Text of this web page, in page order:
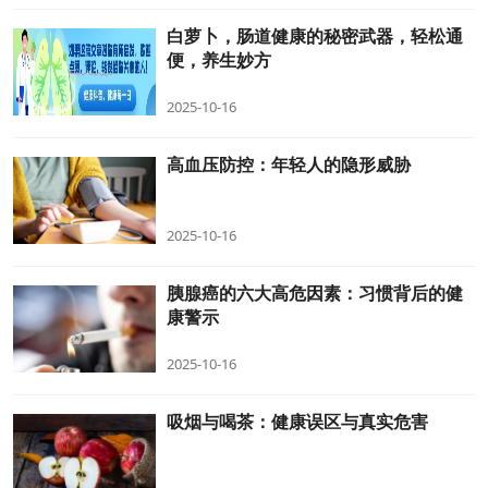
白萝卜，肠道健康的秘密武器，轻松通
便，养生妙方
2025-10-16
高血压防控：年轻人的隐形威胁
2025-10-16
胰腺癌的六大高危因素：习惯背后的健
康警示
2025-10-16
吸烟与喝茶：健康误区与真实危害